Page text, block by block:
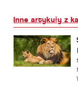
Inne artykuły z